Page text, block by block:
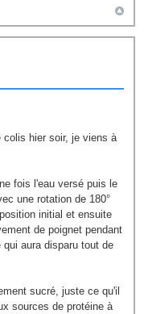
colis hier soir, je viens à
fois l'eau versé puis le
une rotation de 180°
initial et ensuite
de poignet pendant
aura disparu tout de
sucré, juste ce qu'il
sources de protéine à